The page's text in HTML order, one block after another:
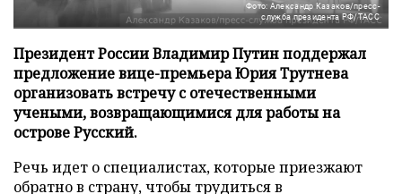
Фото: Александр Казаков/пресс-
служба президента РФ/ТАСС
Президент России Владимир Путин поддержал
предложение вице-премьера Юрия Трутнева
организовать встречу с отечественными
учеными, возвращающимися для работы на
острове Русский.
Речь идет о специалистах, которые приезжают
обратно в страну, чтобы трудиться в